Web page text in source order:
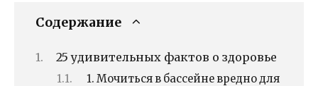
Содержание
25 удивительных фактов о здоровье
1. Мочиться в бассейне вредно для